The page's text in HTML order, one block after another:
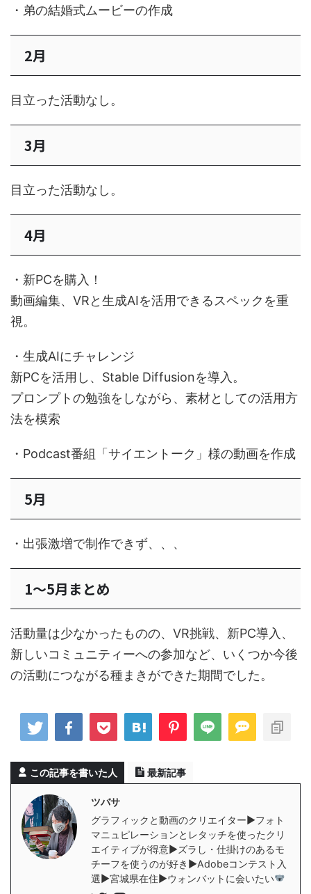
・弟の結婚式ムービーの作成
2月
目立った活動なし。
3月
目立った活動なし。
4月
・新PCを購入！
動画編集、VRと生成AIを活用できるスペックを重
視。
・生成AIにチャレンジ
新PCを活用し、Stable Diffusionを導入。
プロンプトの勉強をしながら、素材としての活用方
法を模索
・Podcast番組「サイエントーク」様の動画を作成
5月
・出張激増で制作できず、、、
1～5月まとめ
活動量は少なかったものの、VR挑戦、新PC導入、
新しいコミュニティーへの参加など、いくつか今後
の活動につながる種まきができた期間でした。
この記事を書いた人 最新記事
ツバサ
グラフィックと動画のクリエイター▶︎フォト
マニュピレーションとレタッチを使ったクリ
エイティブが得意▶︎ズラし・仕掛けのあるモ
チーフを使うのが好き▶︎Adobeコンテスト入
選▶︎宮城県在住▶︎ウォンバットに会いたい